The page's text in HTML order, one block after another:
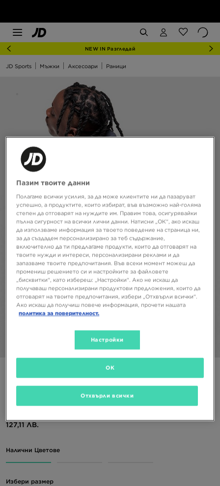
NEW IN Разгледай
JD Sports Мъжки Аксесоари Раници
127,11 ЛВ.
Налични Цветове
Избери размер
Пазим твоите данни
Полагаме всички усилия, за да може клиентите ни да пазаруват
успешно, а продуктите, които избират, във възможно най-голяма
степен да отговарят на нуждите им. Правим това, осигурявайки
пълна сигурност на всички лични данни. Натисни „ОК“, ако искаш
да използваме информация за твоето поведение на страница ни,
за да създадем персонализирано за теб съдържание,
включително да ти предлагаме продукти, които да отговарят на
твоите нужди и интереси, персонализирани реклами и да
запазваме твоите предпочитания. Във всеки момент можеш да
промениш решението си и настройките за файловете
„бисквитки“, като избереш: „Настройки“. Ако не искаш да
получаваш персонализирани продуктови предложения, които да
отговарят на твоите предпочитания, избери „Отхвърли всички“.
Ако искаш да получиш повече информация, прочети нашата
политика за поверителност.
Настройки
Отхвърли всички
OK